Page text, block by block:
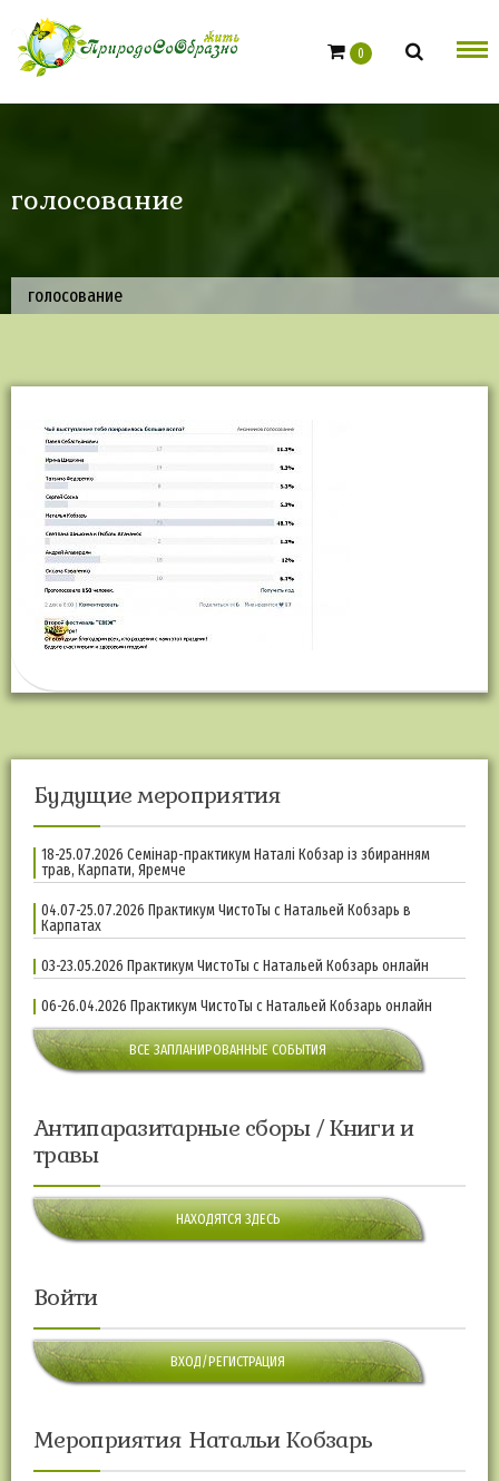
content
0
голосование
голосование
Будущие мероприятия
18-25.07.2026 Семінар-практикум Наталі Кобзар із збиранням
трав, Карпати, Яремче
04.07-25.07.2026 Практикум ЧистоТы с Натальей Кобзарь в
Карпатах
03-23.05.2026 Практикум ЧистоТы с Натальей Кобзарь онлайн
06-26.04.2026 Практикум ЧистоТы с Натальей Кобзарь онлайн
ВСЕ ЗАПЛАНИРОВАННЫЕ СОБЫТИЯ
Антипаразитарные сборы / Книги и
травы
НАХОДЯТСЯ ЗДЕСЬ
Войти
ВХОД/РЕГИСТРАЦИЯ
Мероприятия Натальи Кобзарь